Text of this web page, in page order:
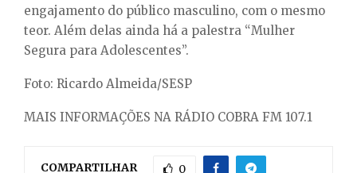
engajamento do público masculino, com o mesmo
teor. Além delas ainda há a palestra “Mulher
Segura para Adolescentes”.
Foto: Ricardo Almeida/SESP
MAIS INFORMAÇÕES NA RÁDIO COBRA FM 107.1
COMPARTILHAR 0